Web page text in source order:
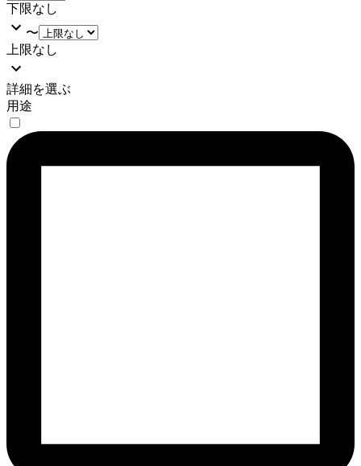
下限なし
〜
上限なし
詳細を選ぶ
用途